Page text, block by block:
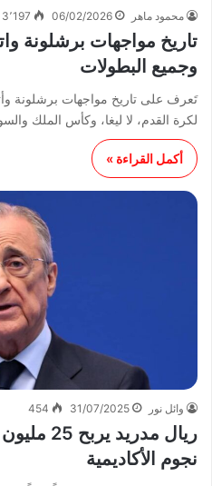
محمود ماهر 06/02/2026 3٬197
تاريخ مواجهات برشلونة
وجميع البطولات
تَعرف على تاريخ مواجهات برشلونة
لكرة القدم، لا ليغا، وكأس الملك
أكمل القراءة »
وائل نور 31/07/2025
454
ريال
نجوم الأكاديمية